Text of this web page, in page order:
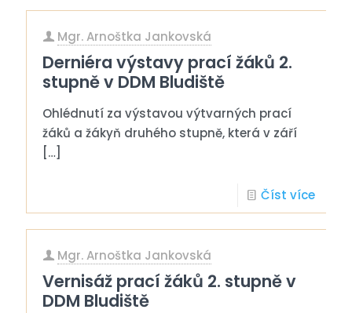
Mgr. Arnoštka Jankovská
Derniéra výstavy prací žáků 2.
stupně v DDM Bludiště
Ohlédnutí za výstavou výtvarných prací
žáků a žákyň druhého stupně, která v září
[…]
Číst více
Mgr. Arnoštka Jankovská
Vernisáž prací žáků 2. stupně v
DDM Bludiště